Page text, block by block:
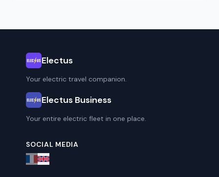
Electus
Your electric travel companion.
Electus Business
Your entire electric fleet in one place.
SOCIAL MEDIA